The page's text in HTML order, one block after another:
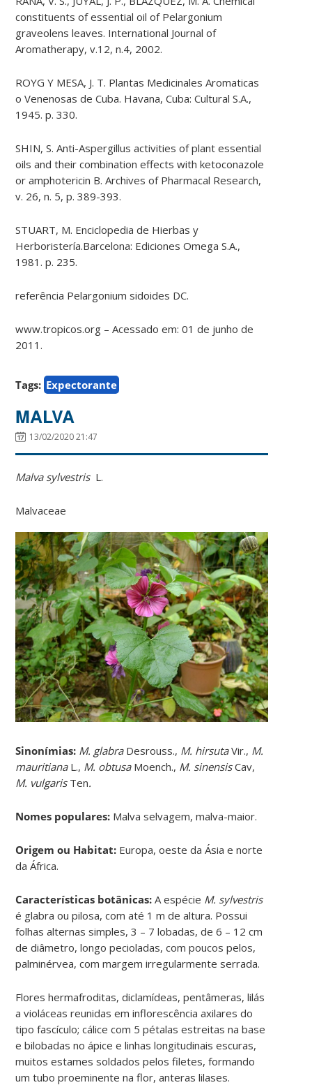
constituents of essential oil of Pelargonium
graveolens leaves. International Journal of
Aromatherapy, v.12, n.4, 2002.
ROYG Y MESA, J. T. Plantas Medicinales Aromaticas
o Venenosas de Cuba. Havana, Cuba: Cultural S.A.,
1945. p. 330.
SHIN, S. Anti-Aspergillus activities of plant essential
oils and their combination effects with ketoconazole
or amphotericin B. Archives of Pharmacal Research,
v. 26, n. 5, p. 389-393.
STUART, M. Enciclopedia de Hierbas y
Herboristería.Barcelona: Ediciones Omega S.A.,
1981. p. 235.
referência Pelargonium sidoides DC.
www.tropicos.org – Acessado em: 01 de junho de
2011.
Tags: Expectorante
MALVA
13/02/2020 21:47
Malva sylvestrisL.
Malvaceae
Sinonímias: M. glabraDesrouss., M. hirsutaVir., M.
mauritianaL., M. obtusaMoench., M. sinensisCav,
M. vulgarisTen.
Nomes populares: Malva selvagem, malva-maior.
Origem ou Habitat: Europa, oeste da Ásia e norte
da África.
Características botânicas:A espécie M. sylvestris
é glabra ou pilosa, com até 1 m de altura. Possui
folhas alternas simples, 3 – 7 lobadas, de 6 – 12 cm
de diâmetro, longo pecioladas, com poucos pelos,
palminérvea, com margem irregularmente serrada.
Flores hermafroditas, diclamídeas, pentâmeras, lilás
a violáceas reunidas em inflorescência axilares do
tipo fascículo; cálice com 5 pétalas estreitas na base
e bilobadas no ápice e linhas longitudinais escuras,
muitos estames soldados pelos filetes, formando
um tubo proeminente na flor, anteras lilases.